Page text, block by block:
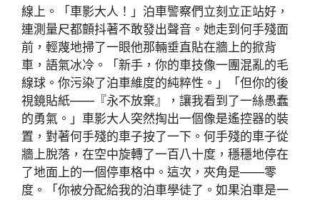
線上。「車影大人！」泊車警察們立刻立正站好，
連測量尺都顫抖著不敢發出聲音。她走到何手殘面
前，輕蔑地掃了一眼他那輛垂直貼在牆上的掀背
車，語氣冰冷。「新手，你的車技像一團混亂的毛
線球。你污染了泊車維度的純粹性。」「但你的後
視鏡貼紙——『永不放棄』，讓我看到了一絲愚蠢
的勇氣。」車影大人突然掏出一個像是遙控器的裝
置，對著何手殘的車子按了一下。何手殘的車子從
牆上脫落，在空中旋轉了一百八十度，穩穩地停在
了地面上的一個停車格中。這次，夾角是——零
度。「你被分配給我的泊車學徒了。如果泊車是一